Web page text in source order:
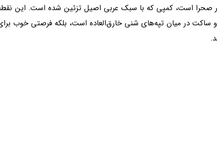
صحرا است، کمپی که با سبک عربی اصیل تزئین شده است. این
و ساکت در میان تپه‌های شنی خارق‌العاده است، بلکه فرصتی خوب